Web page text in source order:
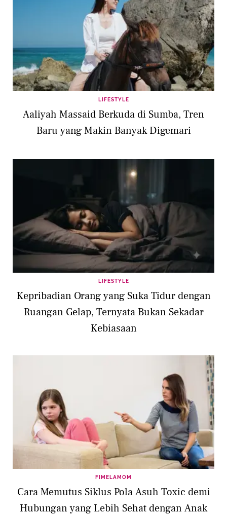
LIFESTYLE
Aaliyah Massaid Berkuda di Sumba, Tren
Baru yang Makin Banyak Digemari
LIFESTYLE
Kepribadian Orang yang Suka Tidur dengan
Ruangan Gelap, Ternyata Bukan Sekadar
Kebiasaan
FIMELAMOM
Cara Memutus Siklus Pola Asuh Toxic demi
Hubungan yang Lebih Sehat dengan Anak